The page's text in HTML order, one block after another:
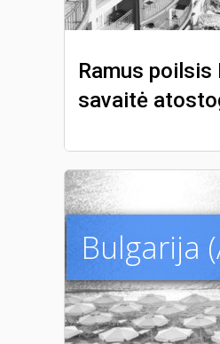
Ramus poilsis
savaitė
Bulgarija